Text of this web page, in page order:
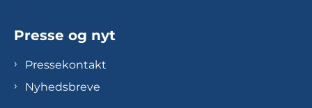
Presse og nyt
Pressekontakt
Nyhedsbreve